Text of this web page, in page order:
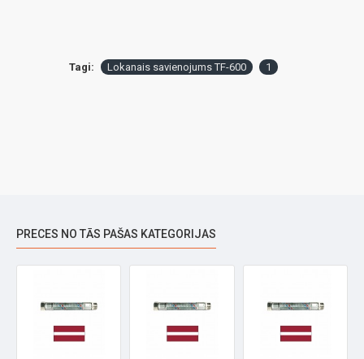
Tagi: Lokanais savienojums TF-600 1
PRECES NO TĀS PAŠAS KATEGORIJAS